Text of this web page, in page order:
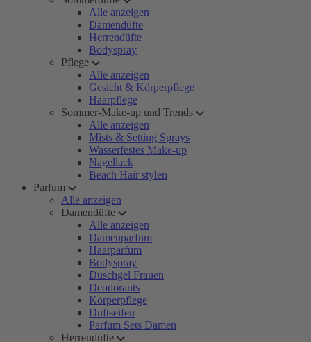
Alle anzeigen
Damendüfte
Herrendüfte
Bodyspray
Pflege
Alle anzeigen
Gesicht & Körperpflege
Haarpflege
Sommer-Make-up und Trends
Alle anzeigen
Mists & Setting Sprays
Wasserfestes Make-up
Nagellack
Beach Hair stylen
Parfum
Alle anzeigen
Damendüfte
Alle anzeigen
Damenparfum
Haarparfum
Bodyspray
Duschgel Frauen
Deodorants
Körperpflege
Duftseifen
Parfum Sets Damen
Herrendüfte